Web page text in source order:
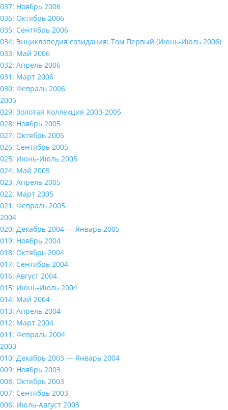
037: Ноябрь 2006
036: Октябрь 2006
035: Сентябрь 2006
034: Энциклопедия созидания: Том Первый (Июнь-Июль 2006)
033: Май 2006
032: Апрель 2006
031: Март 2006
030: Февраль 2006
2005
029: Золотая Коллекция 2003-2005
028: Ноябрь 2005
027: Октябрь 2005
026: Сентябрь 2005
025: Июнь-Июль 2005
024: Май 2005
023: Апрель 2005
022: Март 2005
021: Февраль 2005
2004
020: Декабрь 2004 — Январь 2005
019: Ноябрь 2004
018: Октябрь 2004
017: Сентябрь 2004
016: Август 2004
015: Июнь-Июль 2004
014: Май 2004
013: Апрель 2004
012: Март 2004
011: Февраль 2004
2003
010: Декабрь 2003 — Январь 2004
009: Ноябрь 2003
008: Октябрь 2003
007: Сентябрь 2003
006: Июль-Август 2003